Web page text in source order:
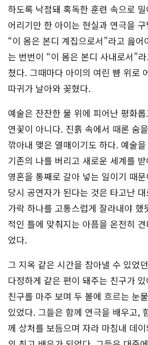
하도록 낙점돼 혹독한 훈련 속으로
어리기만 한 아이는 현실과 연극을
“이 몸은 본디 계집으로서”라고 읊어
는 번번이 “이 몸은 본디 사내로서”
쳤다. 그때마다 아이의 여린 뺨 위로
따귀가 날아와 꽂혔다.
예술은 잔잔한 물 위에 피어난 평화
연꽃이 아니다. 진흙 속에서 때론 숨
깎아내 맺은 열매이기도 하다. 예술
기존의 나를 버리고 새로운 세계를
영혼을 통째로 갈아 넣는 일이기 때
당시 공연자가 된다는 것은 타고난
가락 하나를 고통스럽게 잘라내야 했
적인 틀에 맞춰지는 아픔을 온전히
었다.
그 지옥 같은 시간을 참아낼 수 있었
다정하게 같은 편이 돼주는 친구가
친구를 마주 보며 두 볼에 흐르는 눈
있었다. 그들은 함께 연극을 배우고,
께 상처를 보듬으며 자라 마침내 데